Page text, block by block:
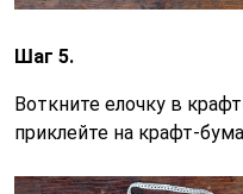
Шаг 5.
Воткните елочку в
приклейте на крафт-